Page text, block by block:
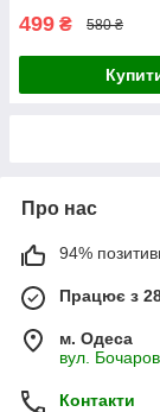
499 ₴ 580 ₴
Про нас
94%
Працює з
м. Одеса
вул.
Контакти